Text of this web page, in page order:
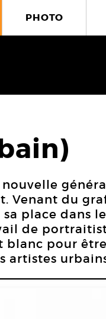
PHOTO
Venant du
place dans
de
blanc pour
artistes